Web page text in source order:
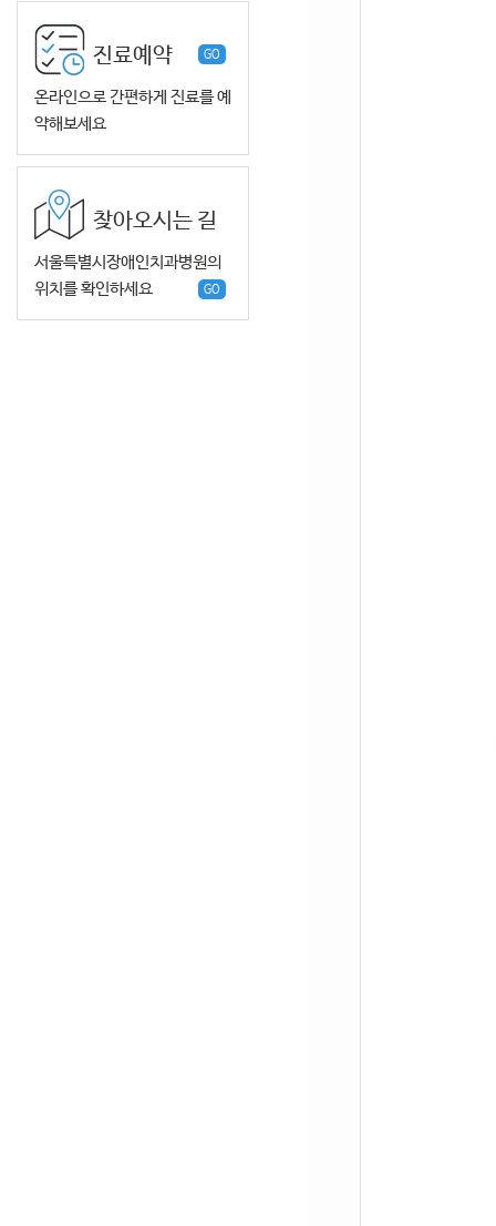
진료예약 GO
온라인으로 간편하게 진료를 예
약해보세요
찾아오시는 길
서울특별시장애인치과병원의
위치를 확인하세요
GO